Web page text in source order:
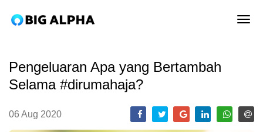
Pengeluaran Apa yang Bertambah
Selama #dirumahaja?
06 Aug 2020